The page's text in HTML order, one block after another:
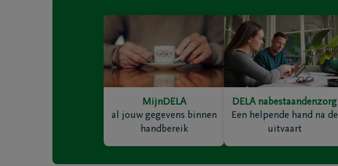
Ik ben niet verzekerd
Onze locaties
Onze makelaars
MijnDELA
al jouw gegevens binnen
handbereik
DELA nabestaandenzorg
Een helpende hand na de
uitvaart